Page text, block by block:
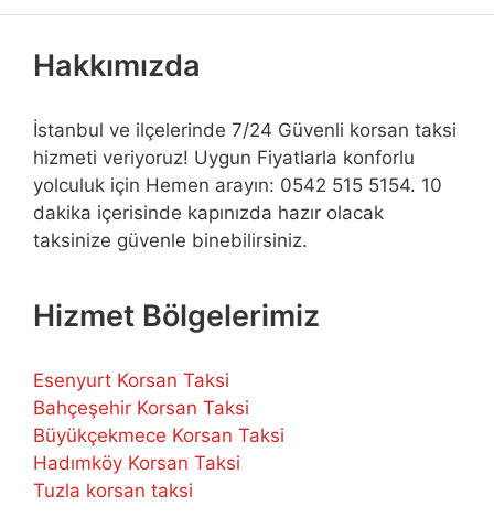
Hakkımızda
İstanbul ve ilçelerinde 7/24 Güvenli korsan taksi
hizmeti veriyoruz! Uygun Fiyatlarla konforlu
yolculuk için Hemen arayın: 0542 515 5154. 10
dakika içerisinde kapınızda hazır olacak
taksinize güvenle binebilirsiniz.
Hizmet Bölgelerimiz
Esenyurt Korsan Taksi
Bahçeşehir Korsan Taksi
Büyükçekmece Korsan Taksi
Hadımköy Korsan Taksi
Tuzla korsan taksi